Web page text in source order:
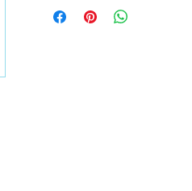
להזמנה: 054-4832298